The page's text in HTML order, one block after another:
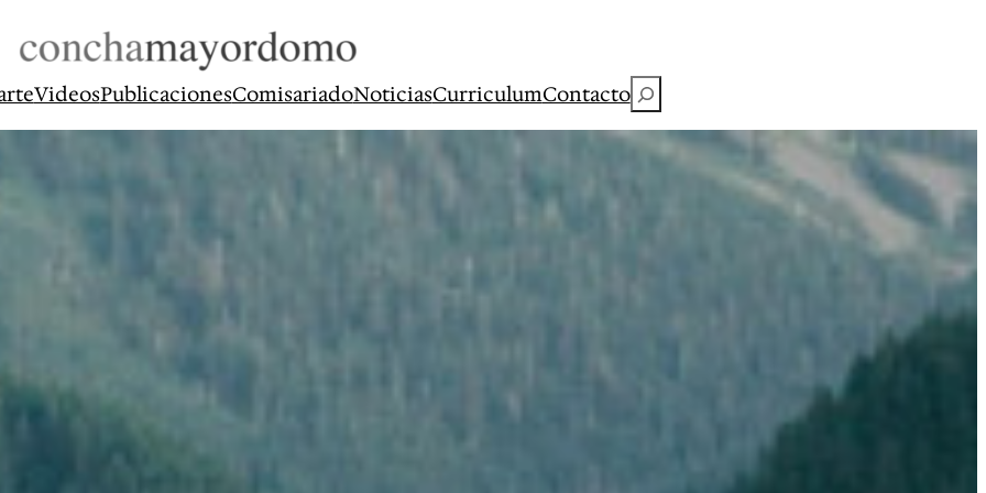
VideosPublicacionesComisariadoNoticiasCurriculumContactoBuscar